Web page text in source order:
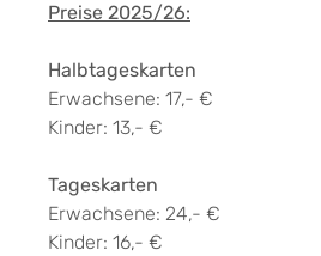
Preise 2025/26:
Halbtageskarten
Erwachsene: 17,- €
Kinder: 13,- €
Tageskarten
Erwachsene: 24,- €
Kinder: 16,- €